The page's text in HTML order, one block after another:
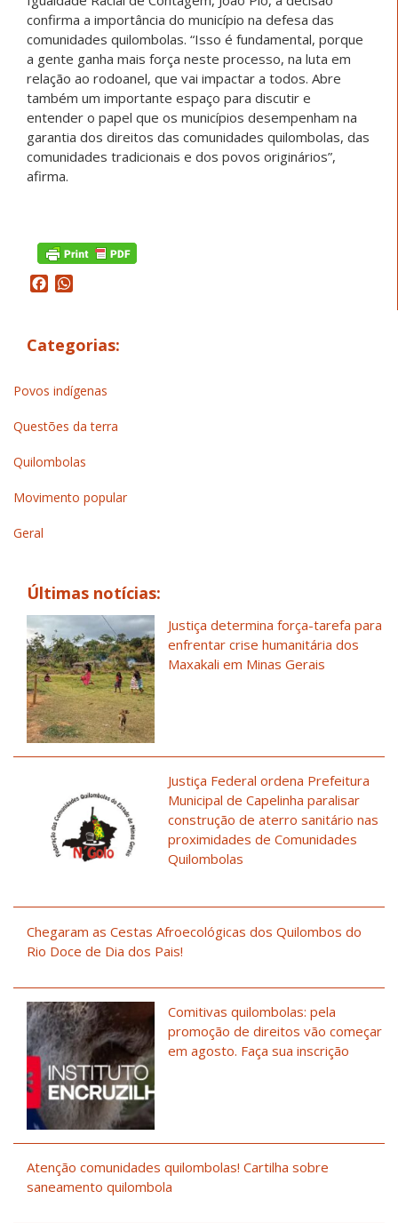
confirma a importância do município na defesa das
comunidades quilombolas. “Isso é fundamental, porque
a gente ganha mais força neste processo, na luta em
relação ao rodoanel, que vai impactar a todos. Abre
também um importante espaço para discutir e
entender o papel que os municípios desempenham na
garantia dos direitos das comunidades quilombolas, das
comunidades tradicionais e dos povos originários”,
afirma.
Facebook
Categorias:
Povos indígenas
Questões da terra
Quilombolas
Movimento popular
Geral
Últimas notícias:
Justiça determina força-tarefa para
enfrentar crise humanitária dos
Maxakali em Minas Gerais
Justiça Federal ordena Prefeitura
Municipal de Capelinha paralisar
construção de aterro sanitário nas
proximidades de Comunidades
Quilombolas
Chegaram as Cestas Afroecológicas dos Quilombos do
Rio Doce de Dia dos Pais!
Comitivas quilombolas: pela
promoção de direitos vão começar
em agosto. Faça sua inscrição
Atenção comunidades quilombolas! Cartilha sobre
saneamento quilombola